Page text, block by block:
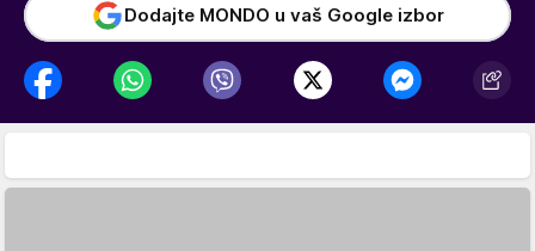
Dodajte MONDO u vaš Google izbor